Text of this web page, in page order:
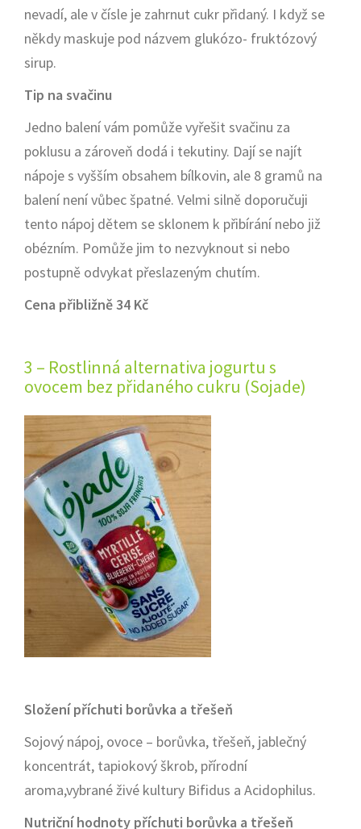
nevadí, ale v čísle je zahrnut cukr přidaný. I když se
někdy maskuje pod názvem glukózo- fruktózový
sirup.
Tip na svačinu
Jedno balení vám pomůže vyřešit svačinu za
poklusu a zároveň dodá i tekutiny. Dají se najít
nápoje s vyšším obsahem bílkovin, ale 8 gramů na
balení není vůbec špatné. Velmi silně doporučuji
tento nápoj dětem se sklonem k přibírání nebo již
obézním. Pomůže jim to nezvyknout si nebo
postupně odvykat přeslazeným chutím.
Cena přibližně 34 Kč
3 – Rostlinná alternativa jogurtu s
ovocem bez přidaného cukru (Sojade)
Složení příchuti borůvka a třešeň
Sojový nápoj, ovoce – borůvka, třešeň, jablečný
koncentrát, tapiokový škrob, přírodní
aroma,vybrané živé kultury Bifidus a Acidophilus.
Nutriční hodnoty příchuti borůvka a třešeň